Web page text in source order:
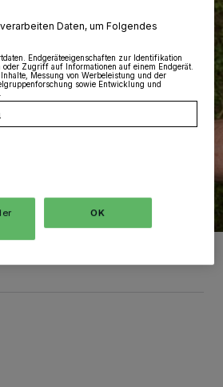
Daten, um Folgendes
Endgeräteeigenschaften zur Identifikation
oder Zugriff auf Informationen auf einem Endgerät.
Messung von Werbeleistung und der
sowie Entwicklung und
OK